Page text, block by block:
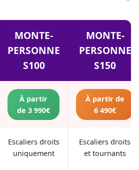
MONTE-
PERSONNE
S100
MONTE-
PERSONNE
S150
À partir
de 3 990€
À partir de
6 490€
Escaliers droits
uniquement
Escaliers droits
et tournants